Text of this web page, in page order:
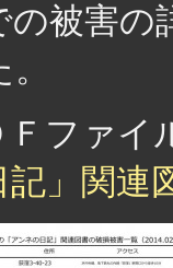
の被害の
Ｆフ
記」関連